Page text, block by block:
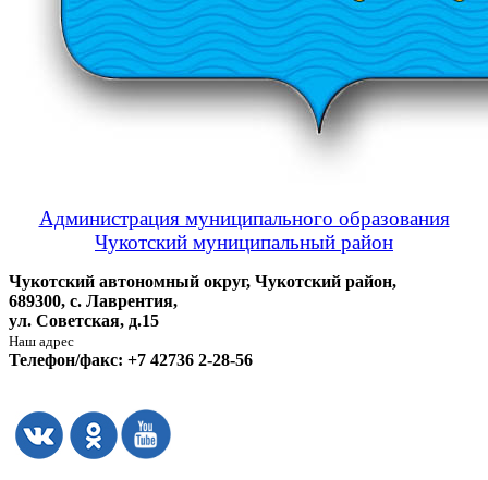
Администрация муниципального образования
Чукотский муниципальный район
Чукотский автономный округ, Чукотский район,
689300, с. Лаврентия,
ул. Советская, д.15
Наш адрес
Телефон/факс: +7 42736 2-28-56